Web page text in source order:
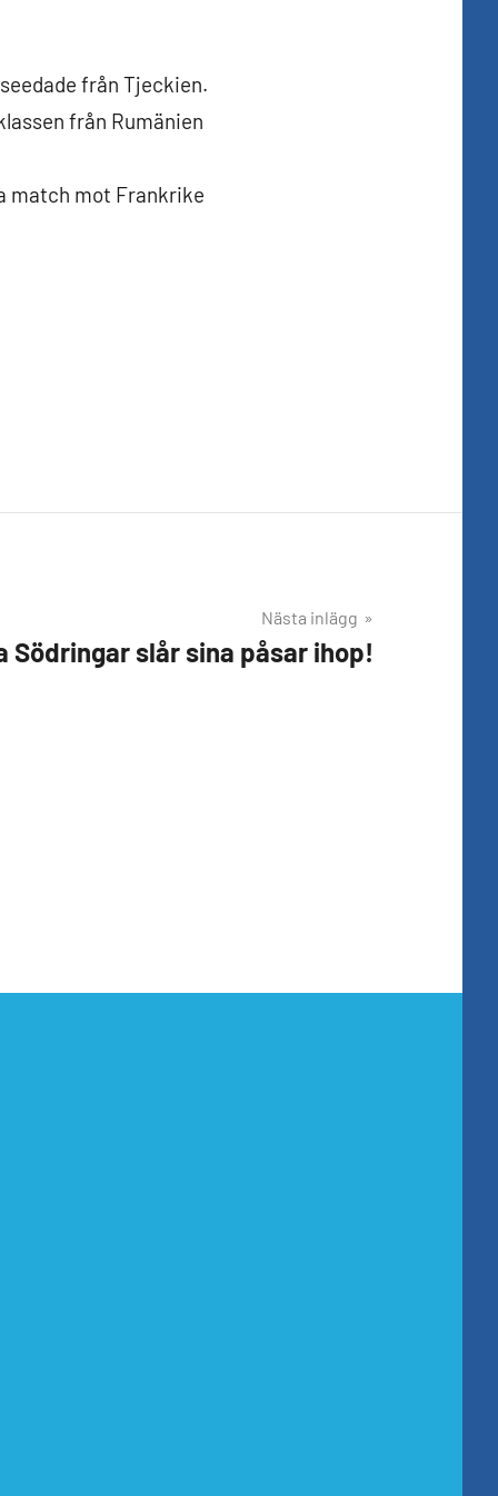
från Tjeckien.
från Rumänien
match mot Frankrike
Nästa inlägg
Södringar slår sina påsar ihop!